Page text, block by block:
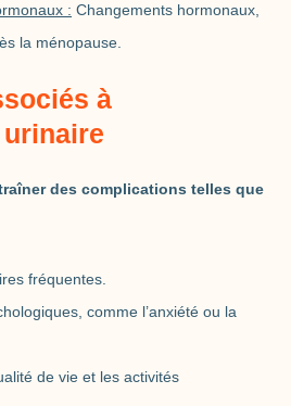
: Changements hormonaux,
la ménopause.
à
urinaire
des complications telles que
fréquentes.
comme l’anxiété ou la
de vie et les activités